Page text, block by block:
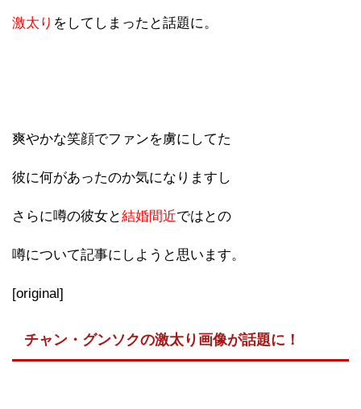
激太り をしてしまったと話題に。
爽やかな笑顔でファンを虜にしてた
彼に何があったのか気になりますし
さらに噂の彼女と結婚間近ではとの
噂について記事にしようと思います。
[original]
チャン・グンソクの激太り画像が話題に！